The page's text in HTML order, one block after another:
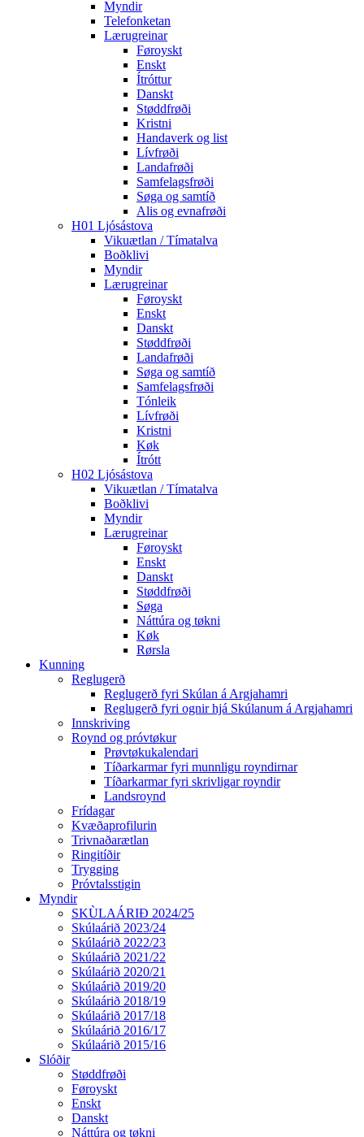
Myndir
Telefonketan
Lærugreinar
Føroyskt
Enskt
Ítróttur
Danskt
Støddfrøði
Kristni
Handaverk og list
Lívfrøði
Landafrøði
Samfelagsfrøði
Søga og samtíð
Alis og evnafrøði
H01 Ljósástova
Vikuætlan / Tímatalva
Boðklivi
Myndir
Lærugreinar
Føroyskt
Enskt
Danskt
Støddfrøði
Landafrøði
Søga og samtíð
Samfelagsfrøði
Tónleik
Lívfrøði
Kristni
Køk
Ítrótt
H02 Ljósástova
Vikuætlan / Tímatalva
Boðklivi
Myndir
Lærugreinar
Føroyskt
Enskt
Danskt
Støddfrøði
Søga
Náttúra og tøkni
Køk
Rørsla
Kunning
Reglugerð
Reglugerð fyri Skúlan á Argjahamri
Reglugerð fyri ognir hjá Skúlanum á Argjahamri
Innskriving
Roynd og próvtøkur
Prøvtøkukalendari
Tíðarkarmar fyri munnligu royndirnar
Tíðarkarmar fyri skrivligar royndir
Landsroynd
Frídagar
Kvæðaprofilurin
Trivnaðarætlan
Ringitíðir
Trygging
Próvtalsstigin
Myndir
SKÙLAÁRIÐ 2024/25
Skúlaárið 2023/24
Skúlaárið 2022/23
Skúlaárið 2021/22
Skúlaárið 2020/21
Skúlaárið 2019/20
Skúlaárið 2018/19
Skúlaárið 2017/18
Skúlaárið 2016/17
Skúlaárið 2015/16
Slóðir
Støddfrøði
Føroyskt
Enskt
Danskt
Náttúra og tøkni